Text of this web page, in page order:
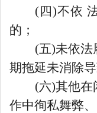
(四)不依
的 ；
(五)未依
期拖延未消除
(六)其他
作中徇私舞弊、